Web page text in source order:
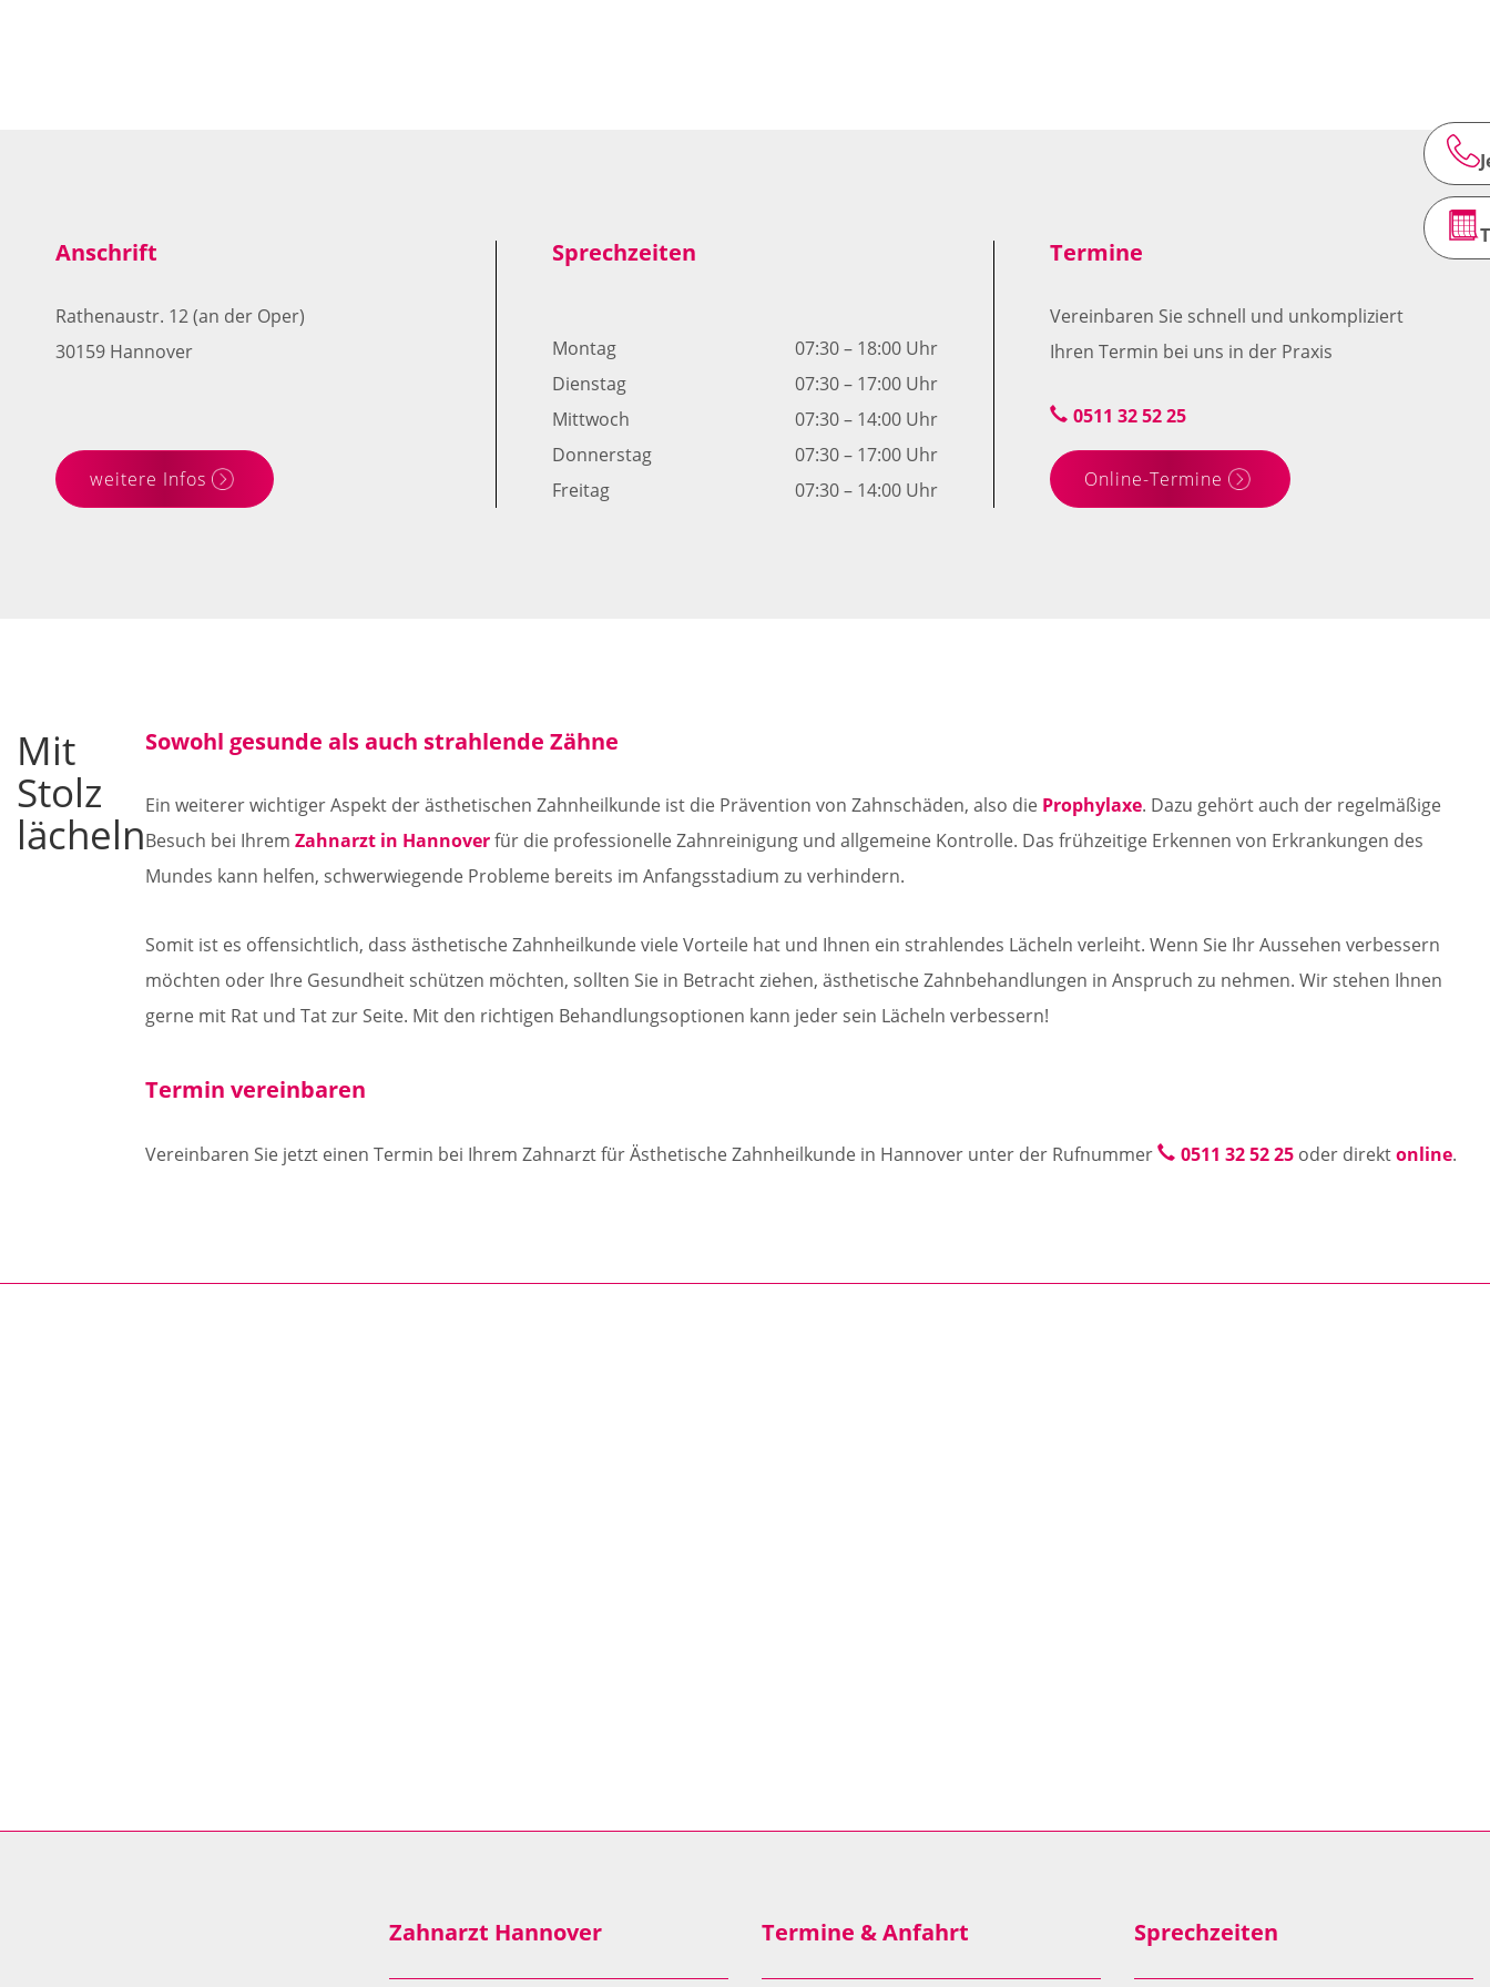
Anschrift
Rathenaustr. 12 (an der Oper)
30159 Hannover
weitere Infos
Sprechzeiten
Montag
07:30 – 18:00 Uhr
Dienstag
07:30 – 17:00 Uhr
Mittwoch
07:30 – 14:00 Uhr
Donnerstag
07:30 – 17:00 Uhr
Freitag
07:30 – 14:00 Uhr
Termine
Vereinbaren Sie schnell und unkompliziert
Ihren Termin bei uns in der Praxis
0511 32 52 25
Online-Termine
Mit
Stolz
lächeln
Sowohl gesunde als auch strahlende Zähne
Ein weiterer wichtiger Aspekt der ästhetischen Zahnheilkunde ist die Prävention von Zahnschäden, also die Prophylaxe. Dazu gehört auch der regelmäßige
Besuch bei Ihrem Zahnarzt in Hannoverfür die professionelle Zahnreinigung und allgemeine Kontrolle. Das frühzeitige Erkennen von Erkrankungen des
Mundes kann helfen, schwerwiegende Probleme bereits im Anfangsstadium zu verhindern.
Somit ist es offensichtlich, dass ästhetische Zahnheilkunde viele Vorteile hat und Ihnen ein strahlendes Lächeln verleiht. Wenn Sie Ihr Aussehen verbessern
möchten oder Ihre Gesundheit schützen möchten, sollten Sie in Betracht ziehen, ästhetische Zahnbehandlungen in Anspruch zu nehmen. Wir stehen Ihnen
gerne mit Rat und Tat zur Seite. Mit den richtigen Behandlungsoptionen kann jeder sein Lächeln verbessern!
Termin vereinbaren
Vereinbaren Sie jetzt einen Termin bei Ihrem Zahnarzt für Ästhetische Zahnheilkunde in Hannover unter der Rufnummer 0511 32 52 25 oder direktonline.
Zahnarzt Hannover Termine & Anfahrt Sprechzeiten